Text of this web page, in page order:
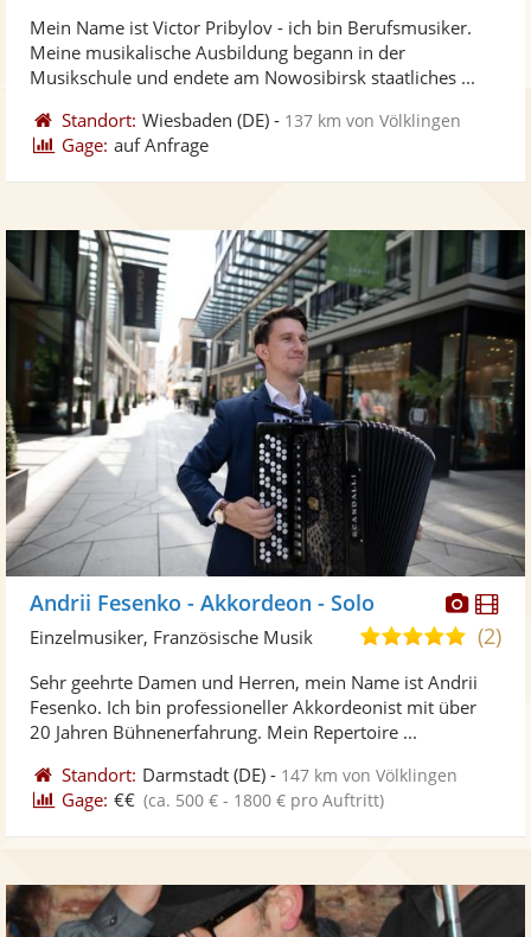
Fotos
5
Mein Name ist Victor Pribylov - ich bin Berufsmusiker.
Meine musikalische Ausbildung begann in der
Musikschule und endete am Nowosibirsk staatliches ...
Standort: Wiesbaden (DE) - 137 km von Völklingen
Gage: auf Anfrage
Fotos
Andrii Fesenko - Akkordeon - Solo
5,0
5
(2)
Einzelmusiker, Französische Musik
Sehr geehrte Damen und Herren, mein Name ist Andrii
Fesenko. Ich bin professioneller Akkordeonist mit über
20 Jahren Bühnenerfahrung. Mein Repertoire ...
Standort: Darmstadt (DE) - 147 km von Völklingen
Gage: €€ (ca. 500 € - 1800 € pro Auftritt)